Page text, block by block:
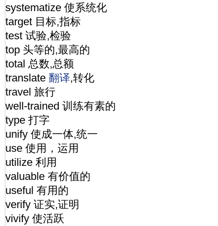
systematize 使系统化
target 目标,指标
test 试验,检验
top 头等的,最高的
total 总数,总额
translate 翻译,转化
travel 旅行
well-trained 训练有素的
type 打字
unify 使成一体,统一
use 使用，运用
utilize 利用
valuable 有价值的
useful 有用的
verify 证实,证明
vivify 使活跃